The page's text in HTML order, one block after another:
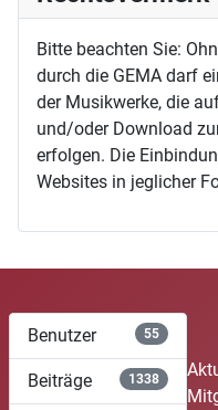
Bitte beachten Sie:
durch die GEMA darf
der Musikwerke, die
und/oder Download
erfolgen. Die
Websites in jeglicher
Benutzer 55
Beiträge 1338